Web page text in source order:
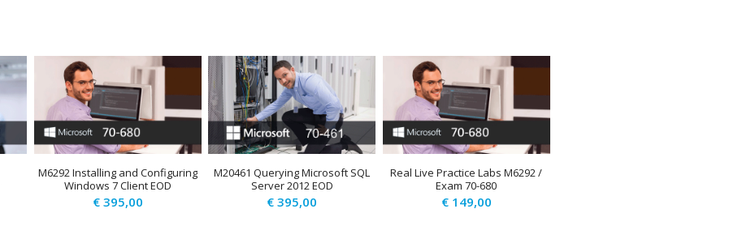
M6292 Installing and Configuring
Windows 7 Client EOD
€395,00
M20461 Querying Microsoft SQL
Server 2012 EOD
€ 395,00
Real Live Practice Labs M6292 /
Exam 70-680
€149,00